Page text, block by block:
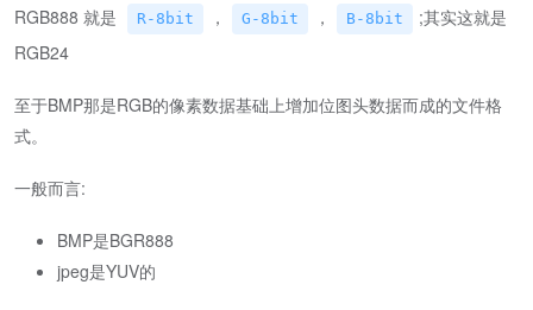
RGB888 就是 R-8bit ， G-8bit ， B-8bit
;其实这就是
RGB24
至于BMP那是RGB的像素数据基础上增加位图头数据而成的文件格
式。
一般而言:
BMP是BGR888
jpeg是YUV的